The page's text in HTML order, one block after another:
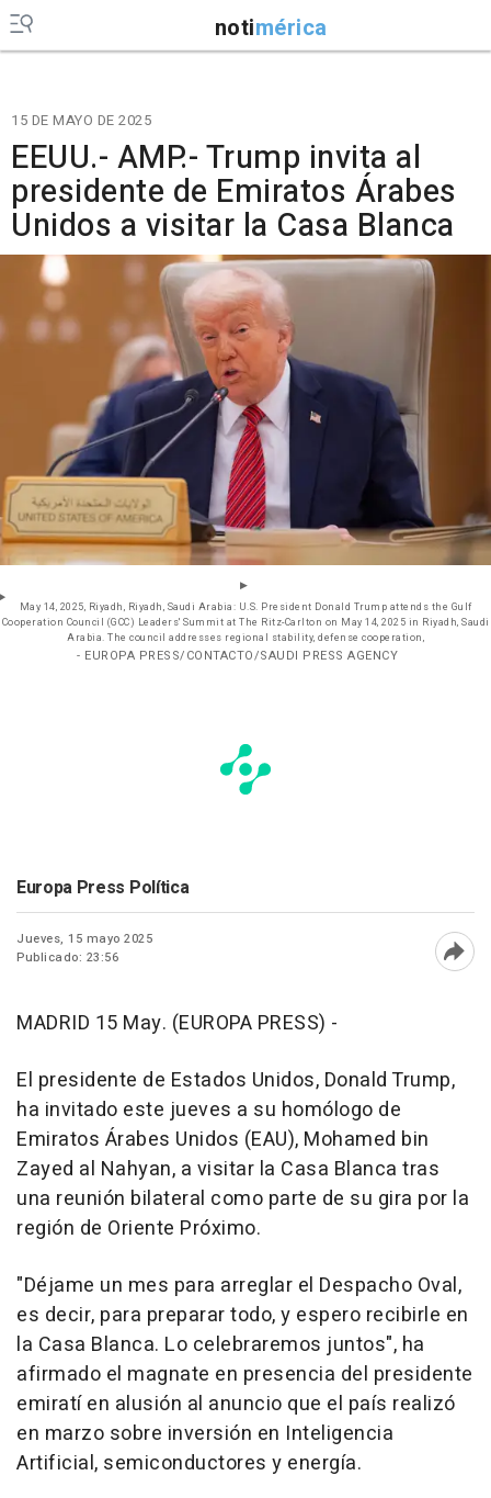
notimérica
15 DE MAYO DE 2025
EEUU.- AMP.- Trump invita al
presidente de Emiratos Árabes
Unidos a visitar la Casa Blanca
May 14, 2025, Riyadh, Riyadh, Saudi Arabia: U.S. President Donald Trump attends the Gulf
Cooperation Council (GCC) Leaders' Summit at The Ritz-Carlton on May 14, 2025 in Riyadh, Saudi
Arabia. The council addresses regional stability, defense cooperation,
- EUROPA PRESS/CONTACTO/SAUDI PRESS AGENCY
Europa Press Política
Jueves, 15 mayo 2025
Publicado: 23:56
MADRID 15 May. (EUROPA PRESS) -
El presidente de Estados Unidos, Donald Trump,
ha invitado este jueves a su homólogo de
Emiratos Árabes Unidos (EAU), Mohamed bin
Zayed al Nahyan, a visitar la Casa Blanca tras
una reunión bilateral como parte de su gira por la
región de Oriente Próximo.
"Déjame un mes para arreglar el Despacho Oval,
es decir, para preparar todo, y espero recibirle en
la Casa Blanca. Lo celebraremos juntos", ha
afirmado el magnate en presencia del presidente
emiratí en alusión al anuncio que el país realizó
en marzo sobre inversión en Inteligencia
Artificial, semiconductores y energía.